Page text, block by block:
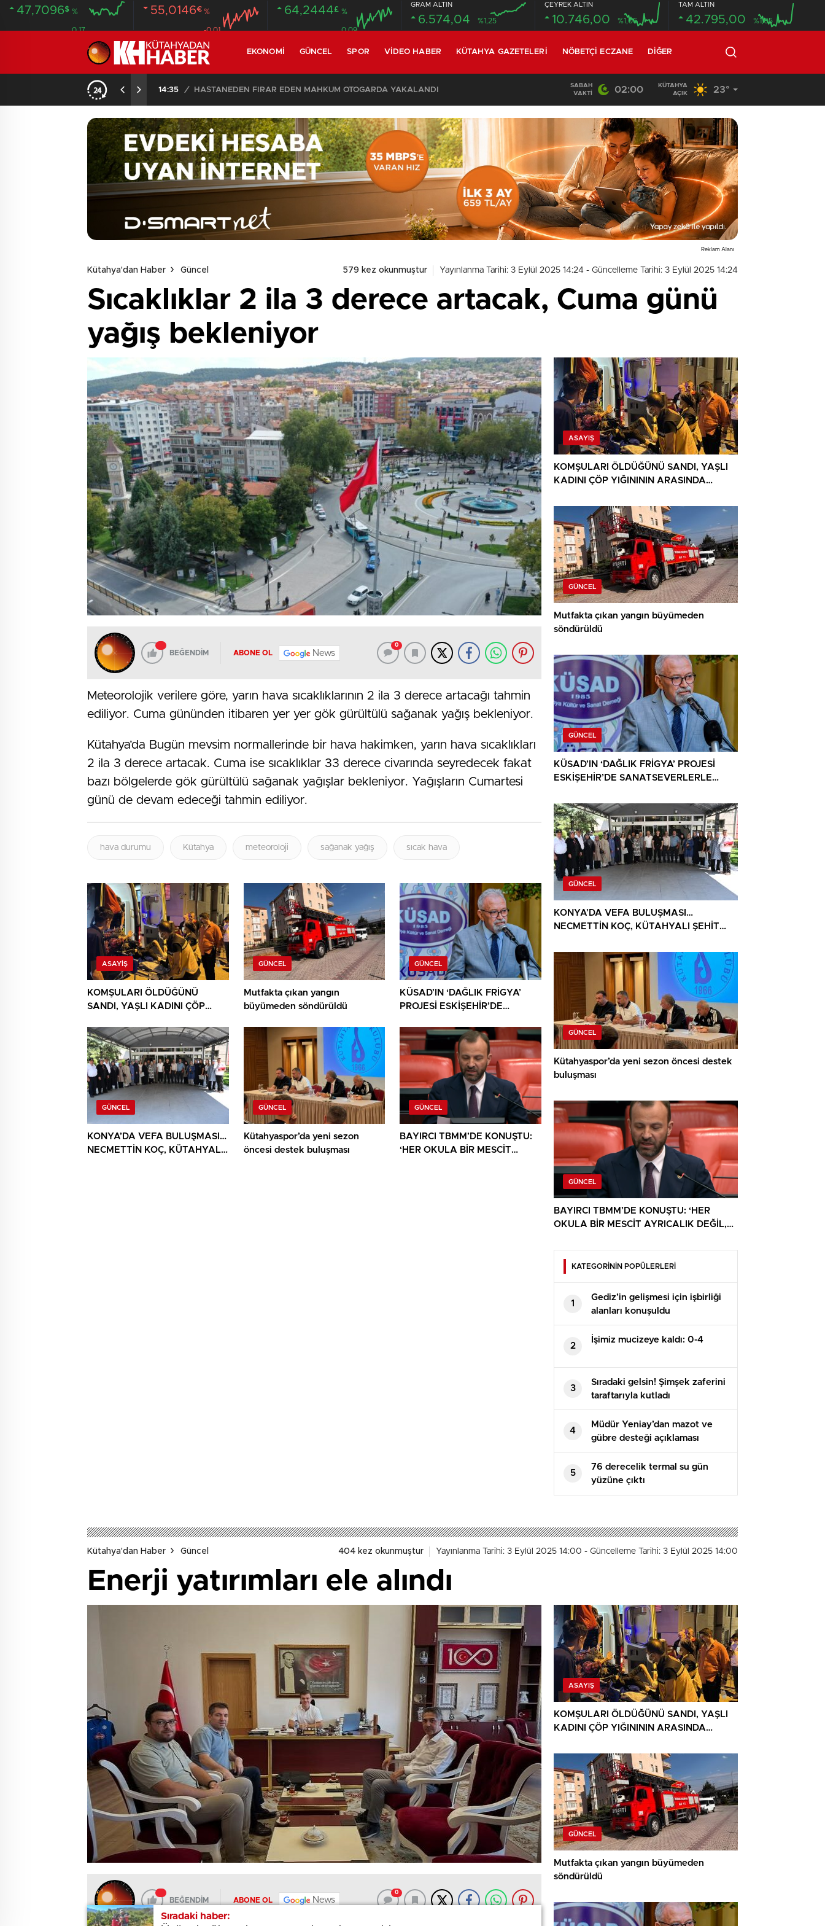
47,7096$ %
0.17
55,0146€ %
-0.01
64,2444£ %
0.09
GRAM ALTIN
6.574,04 %1,25
ÇEYREK ALTIN
10.746,00 %1,06
TAM ALTIN
42.795,00 %1,05
EKONOMI GÜNCEL SPOR VIDEO HABER KÜTAHYA GAZETELERI NÖBETÇI ECZANE DIĞER
14:35 / HASTANEDEN FİRAR EDEN MAHKUM OTOGARDA YAKALANDI 20:58 /
SABAH
VAKTI
02:00
KÜTAHYA
AÇIK
23°
Reklam Alanı
Kütahya'dan Haber Güncel 579 kez okunmuştur Yayınlanma Tarihi: 3 Eylül 2025 14:24 - Güncelleme Tarihi: 3 Eylül 2025 14:24
Sıcaklıklar 2 ila 3 derece artacak, Cuma günü
yağış bekleniyor
BEĞENDİM ABONE OL News
0
Meteorolojik verilere göre, yarın hava sıcaklıklarının 2 ila 3 derece artacağı tahmin
ediliyor. Cuma gününden itibaren yer yer gök gürültülü sağanak yağış bekleniyor.
Kütahya’da Bugün mevsim normallerinde bir hava hakimken, yarın hava sıcaklıkları
2 ila 3 derece artacak. Cuma ise sıcaklıklar 33 derece civarında seyredecek fakat
bazı bölgelerde gök gürültülü sağanak yağışlar bekleniyor. Yağışların Cumartesi
günü de devam edeceği tahmin ediliyor.
hava durumu Kütahya meteoroloji sağanak yağış sıcak hava
ASAYIŞ
KOMŞULARI ÖLDÜĞÜNÜ
SANDI, YAŞLI KADINI ÇÖP
BULUNDU
GÜNCEL
Mutfakta çıkan yangın
büyümeden söndürüldü
GÜNCEL
KÜSAD’IN ‘DAĞLIK FRİGYA’
PROJESİ ESKİŞEHİR’DE
BULUŞUYOR
GÜNCEL
KONYA’DA VEFA BULUŞMASI…
NECMETTİN KOÇ, KÜTAHYALI
GÜNCEL
Kütahyaspor’da yeni sezon
öncesi destek buluşması
GÜNCEL
BAYIRCI TBMM’DE KONUŞTU:
‘HER OKULA BİR MESCİT
Sıradaki haber:
ASAYIŞ
KOMŞULARI ÖLDÜĞÜNÜ SANDI, YAŞLI
KADINI ÇÖP YIĞINININ ARASINDA
GÜNCEL
Mutfakta çıkan yangın büyümeden
söndürüldü
GÜNCEL
KÜSAD’IN ‘DAĞLIK FRİGYA’ PROJESİ
ESKİŞEHİR’DE SANATSEVERLERLE
GÜNCEL
KONYA’DA VEFA BULUŞMASI…
NECMETTİN KOÇ, KÜTAHYALI ŞEHİT
GÜNCEL
Kütahyaspor’da yeni sezon öncesi destek
buluşması
GÜNCEL
BAYIRCI TBMM’DE KONUŞTU: ‘HER
OKULA BİR MESCİT AYRICALIK DEĞİL,
KATEGORİNİN POPÜLERLERİ
1
Gediz’in gelişmesi için işbirliği
alanları konuşuldu
2
İşimiz mucizeye kaldı: 0-4
3
Sıradaki gelsin! Şimşek zaferini
taraftarıyla kutladı
4
Müdür Yeniay’dan mazot ve
gübre desteği açıklaması
5
76 derecelik termal su gün
yüzüne çıktı
Kütahya'dan Haber Güncel 404 kez okunmuştur Yayınlanma Tarihi: 3 Eylül 2025 14:00 - Güncelleme Tarihi: 3 Eylül 2025 14:00
Enerji yatırımları ele alındı
BEĞENDİM ABONE OL News
0
Sıradaki haber:
ASAYIŞ
KOMŞULARI ÖLDÜĞÜNÜ SANDI, YAŞLI
KADINI ÇÖP YIĞINININ ARASINDA
GÜNCEL
Mutfakta çıkan yangın büyümeden
söndürüldü